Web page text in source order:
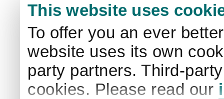
This website uses
To offer you an ever
website uses its own
party partners. Third-
cookies. Please read our